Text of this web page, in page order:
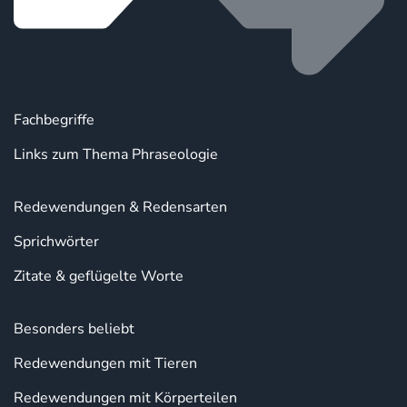
Fachbegriffe
Links zum Thema Phraseologie
Redewendungen & Redensarten
Sprichwörter
Zitate & geflügelte Worte
Besonders beliebt
Redewendungen mit Tieren
Redewendungen mit Körperteilen